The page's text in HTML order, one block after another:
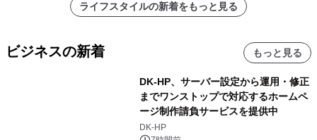
ライフスタイルの新着をもっと見る
ビジネスの新着 もっと見る
DK-HP、サーバー設定から運用・修正
までワンストップで対応するホームペ
ージ制作請負サービスを提供中
DK-HP